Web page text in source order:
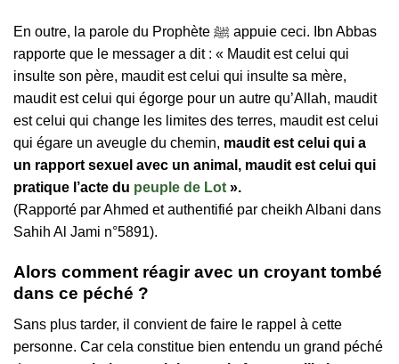
En outre, la parole du Prophète ﷺ appuie ceci. Ibn Abbas
rapporte que le messager a dit : « Maudit est celui qui
insulte son père, maudit est celui qui insulte sa mère,
maudit est celui qui égorge pour un autre qu’Allah, maudit
est celui qui change les limites des terres, maudit est celui
qui égare un aveugle du chemin, maudit est celui qui a
un rapport sexuel avec un animal, maudit est celui qui
pratique l’acte du peuple de Lot ».
(Rapporté par Ahmed et authentifié par cheikh Albani dans
Sahih Al Jami n°5891).
Alors comment réagir avec un croyant tombé
dans ce péché ?
Sans plus tarder, il convient de faire le rappel à cette
personne. Car cela constitue bien entendu un grand péché